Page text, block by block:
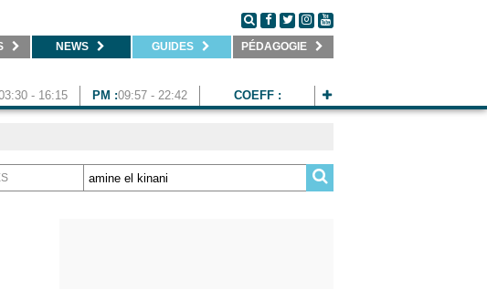
NEWS GUIDES PÉDAGOGIE
- 16:15 PM :09:57 - 22:42 COEFF :